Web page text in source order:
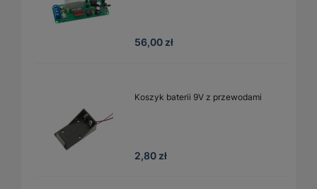
56,00 zł
Koszyk baterii 9V z przewodami
2,80 zł